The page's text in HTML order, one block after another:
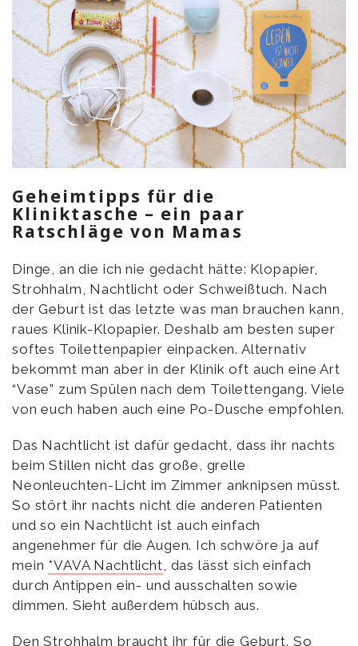
Geheimtipps für die
Kliniktasche – ein paar
Ratschläge von Mamas
Dinge, an die ich nie gedacht hätte: Klopapier,
Strohhalm, Nachtlicht oder Schweißtuch. Nach
der Geburt ist das letzte was man brauchen kann,
raues Klinik-Klopapier. Deshalb am besten super
softes Toilettenpapier einpacken. Alternativ
bekommt man aber in der Klinik oft auch eine Art
“Vase” zum Spülen nach dem Toilettengang. Viele
von euch haben auch eine Po-Dusche empfohlen.
Das Nachtlicht ist dafür gedacht, dass ihr nachts
beim Stillen nicht das große, grelle
Neonleuchten-Licht im Zimmer anknipsen müsst.
So stört ihr nachts nicht die anderen Patienten
und so ein Nachtlicht ist auch einfach
angenehmer für die Augen. Ich schwöre ja auf
mein *VAVA Nachtlicht, das lässt sich einfach
durch Antippen ein- und ausschalten sowie
dimmen. Sieht außerdem hübsch aus.
Den Strohhalm braucht ihr für die Geburt. So